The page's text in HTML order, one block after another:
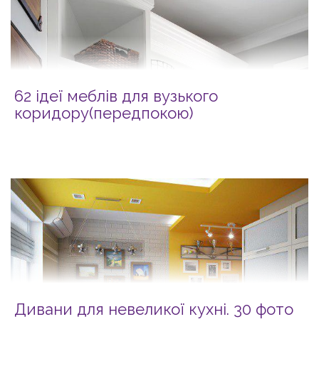
62 ідеї меблів для вузького
коридору(передпокою)
Дивани для невеликої кухні. 30 фото